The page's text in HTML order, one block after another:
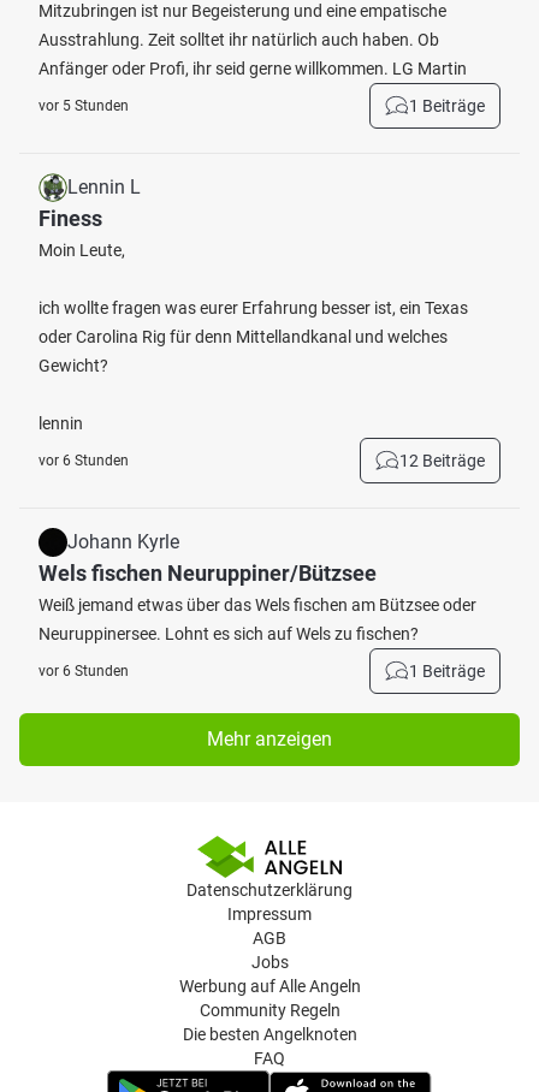
Mitzubringen ist nur Begeisterung und eine empatische
Ausstrahlung. Zeit solltet ihr natürlich auch haben. Ob
Anfänger oder Profi, ihr seid gerne willkommen. LG Martin
vor 5 Stunden 1 Beiträge
Lennin L
Finess
Moin Leute,
ich wollte fragen was eurer Erfahrung besser ist, ein Texas
oder Carolina Rig für denn Mittellandkanal und welches
Gewicht?
lennin
vor 6 Stunden 12 Beiträge
Johann Kyrle
Wels fischen Neuruppiner/Bützsee
Weiß jemand etwas über das Wels fischen am Bützsee oder
Neuruppinersee. Lohnt es sich auf Wels zu fischen?
vor 6 Stunden 1 Beiträge
Mehr anzeigen
Datenschutzerklärung
Impressum
AGB
Jobs
Werbung auf Alle Angeln
Community Regeln
Die besten Angelknoten
FAQ